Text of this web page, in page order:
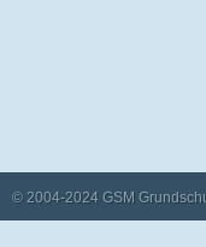
© 2004-2024 GSM